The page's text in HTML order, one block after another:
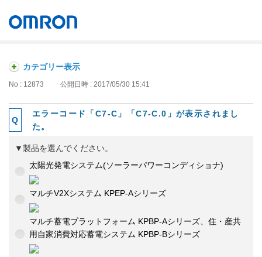
カテゴリー表示
No : 12873 公開日時 : 2017/05/30 15:41
エラーコード「C7-C」「C7-C.0」が表示されまし
た。
▼製品を選んでください。
太陽光発電システム(ソーラーパワーコンディショナ)
マルチV2Xシステム KPEP-Aシリーズ
マルチ蓄電プラットフォーム KPBP-Aシリーズ、住・産共
用自家消費対応蓄電システム KPBP-Bシリーズ